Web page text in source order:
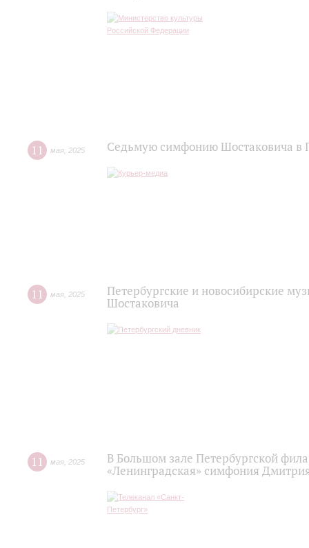
11 мая 2025 Седьмую симфонию Шостаковича в
11 мая 2025
Петербургские и новосибирские
Шостаковича
11 мая 2025
В Большом зале Петербургской
«Ленинградская» симфония